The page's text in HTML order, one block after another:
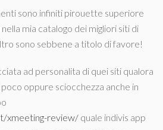
sono infiniti pirouette superiore
mia catalogo dei migliori siti di
sono sebbene a titolo di favore!
ad personalita di quei siti qualora
oppure sciocchezza anche in
xmeeting-review/ quale indivis app